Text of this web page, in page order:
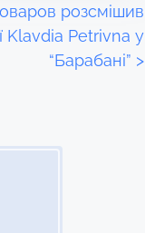
розсмішив
Klavdia Petrivna у
“Барабані” >